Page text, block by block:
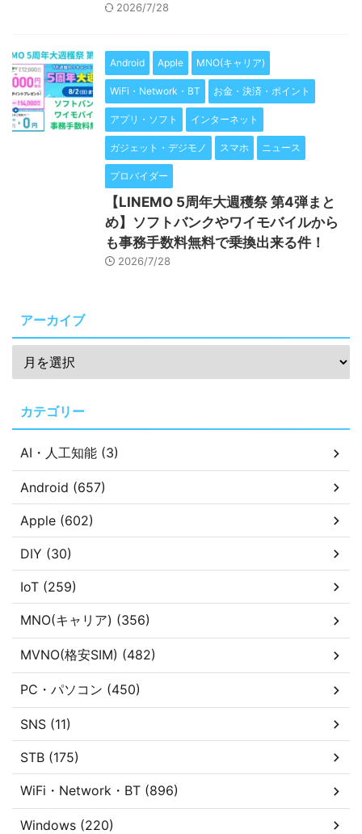
2026/7/28
Android Apple MNO(キャリア)
WiFi・Network・BT お金・決済・ポイント
アプリ・ソフト インターネット
ガジェット・デジモノ スマホ ニュース
プロバイダー
【LINEMO 5周年大週穫祭 第4弾まと
め】ソフトバンクやワイモバイルから
も事務手数料無料で乗換出来る件！
2026/7/28
アーカイブ
カテゴリー
AI・人工知能 (3)
Android (657)
Apple (602)
DIY (30)
IoT (259)
MNO(キャリア) (356)
MVNO(格安SIM) (482)
PC・パソコン (450)
SNS (11)
STB (175)
WiFi・Network・BT (896)
Windows (220)